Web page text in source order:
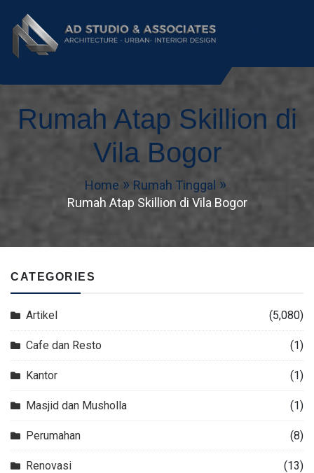
AD Studio – Jasa
Arsitek Profesional
Bersertifikasi
AD Studio – Jasa Arsitek Profesional
Rumah Atap Skillion di
Vila Bogor
Home
Rumah Tinggal
Rumah Atap Skillion di Vila Bogor
CATEGORIES
Artikel (5,080)
Cafe dan Resto (1)
Kantor (1)
Masjid dan Musholla (1)
Perumahan (8)
Renovasi (13)